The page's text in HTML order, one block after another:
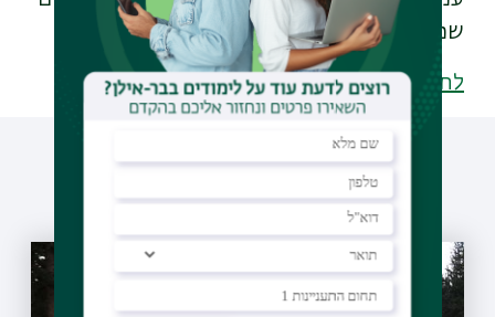
שמטרתה לסייע בהתמודדות איתה".
לתוכניות הלימוד ללימודי מגדר
עוד כתבות שיעניינו אותך